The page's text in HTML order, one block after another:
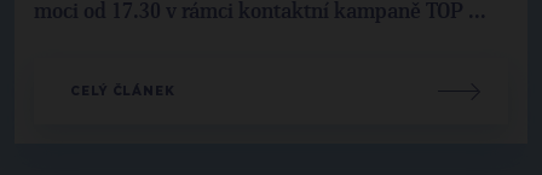
moci od 17.30 v rámci kontaktní kampaně TOP ...
CELÝ ČLÁNEK